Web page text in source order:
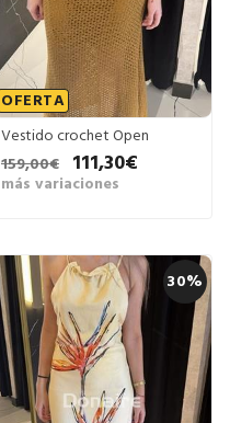
OFERTA
Vestido crochet Open
159,00€
111,30€
más variaciones
30%